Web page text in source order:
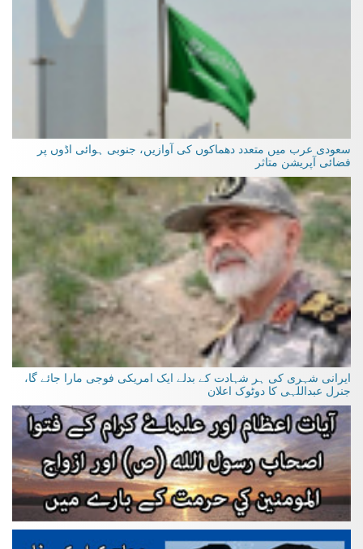
سعودی عرب میں متعدد دھماکوں کی آوازیں، جنوبی ہوائی اڈوں پر
فضائی آپریشن متاثر
ایرانی شہری کی ہر شہادت کے بدلے ایک امریکی فوجی مارا جائے گا،
جنرل عبداللہی کا دوٹوک اعلان